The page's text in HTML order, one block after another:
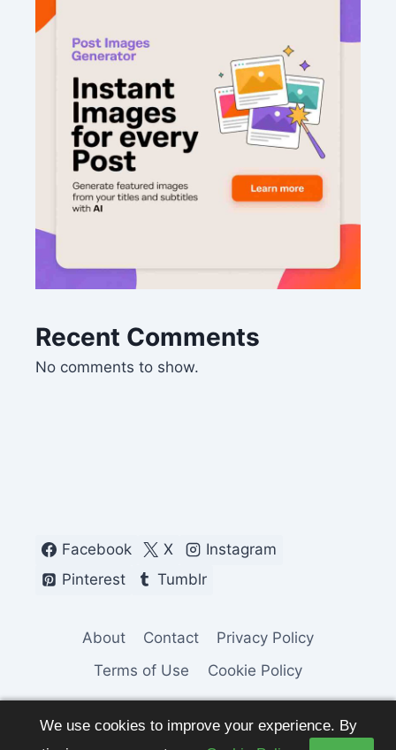
We use cookies to improve your experience. By
Recent Comments
No comments to show.
Facebook X
Instagram
Pinterest
Tumblr
About Contact
Privacy Policy
Terms of Use
Cookie Policy